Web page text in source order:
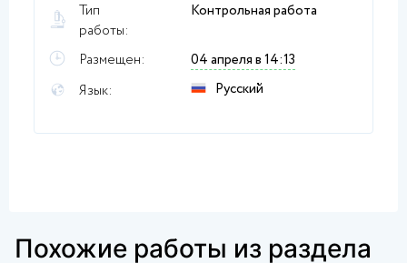
Тип
работы:
Контрольная работа
Размещен:
04 апреля в 14:13
Язык:
Русский
Похожие работы из раздела